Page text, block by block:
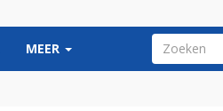
MEER ZOEKVELD